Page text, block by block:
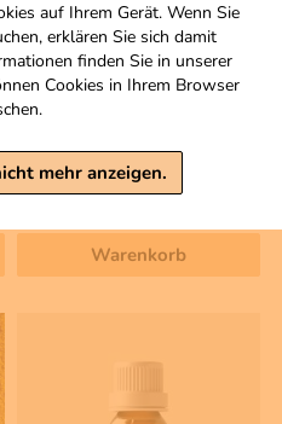
auf Ihrem Gerät. Wenn Sie
erklären Sie sich damit
finden Sie in unserer
Cookies in Ihrem Browser
mehr anzeigen.
100 g
Hibiskus
Blüten, ganz
inkl. MwSt, zzgl. Versand
Grundpreis 1 KG: 40,00 €
Warenkorb